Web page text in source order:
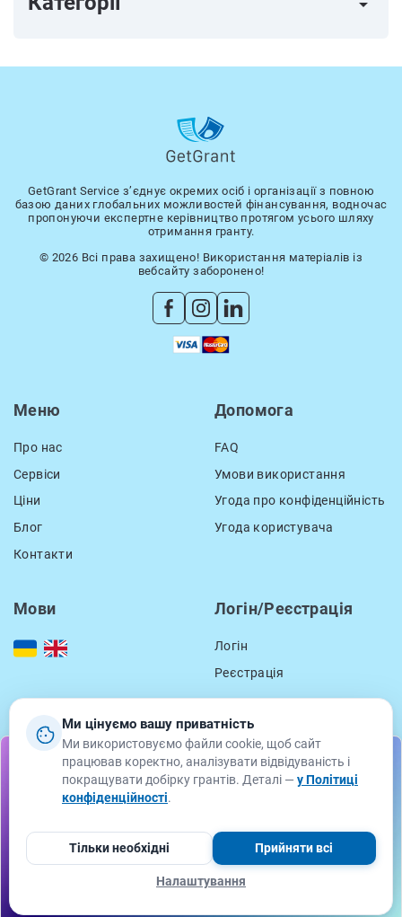
arrow_right
GetGrant Service з’єднує окремих осіб і організації з повною
базою даних глобальних можливостей фінансування, водночас
пропонуючи експертне керівництво протягом усього шляху
отримання гранту.
© 2026 Всі права захищено! Використання матеріалів із
вебсайту заборонено!
Меню
Про нас
Сервіси
Ціни
Блог
Контакти
Допомога
FAQ
Умови використання
Угода про конфіденційність
Угода користувача
Мови Логін/Реєстрація
Логін
Реєстрація
Контакти
вул. Смаль-Стоцького, 15
Львів, Львівська область
79000
email support@getgrant.ua
Ми цінуємо вашу приватність
Ми використовуємо файли cookie, щоб сайт
працював коректно, аналізувати відвідуваність і
покращувати добірку грантів. Деталі — у Політиці
конфіденційності.
Налаштування
Тільки необхідні Прийняти всі
Підпишіться на розсилку грантових можливостей від
GetGrant Service